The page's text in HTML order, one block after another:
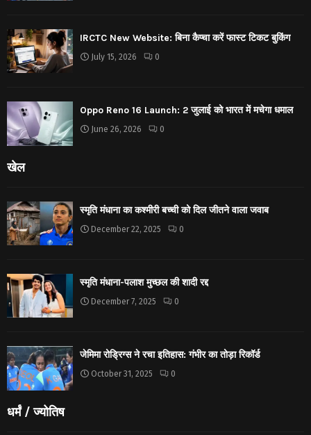
IRCTC New Website: बिना कैप्चा करें फास्ट टिकट बुकिंग
July 15, 2026 0
Oppo Reno 16 Launch: 2 जुलाई को भारत में मचेगा धमाल
June 26, 2026 0
खेल
स्मृति मंधाना का कश्मीरी बच्ची को दिल जीतने वाला जवाब
December 22, 2025 0
स्मृति मंधाना-पलाश मुच्छल की शादी रद्द
December 7, 2025 0
जेमिमा रोड्रिग्स ने रचा इतिहास: गंभीर का तोड़ा रिकॉर्ड
October 31, 2025 0
धर्मं / ज्योतिष